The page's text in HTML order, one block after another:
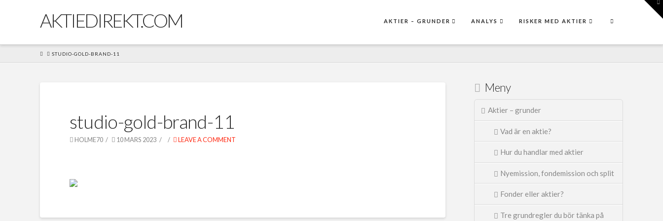
AKTIEDIREKT.COM AKTIER – GRUNDER ANALYS RISKER MED AKTIER
HOMESTUDIO-GOLD-BRAND-11
studio-gold-brand-11
HOLME70 10 MARS 2023 LEAVE A COMMENT
Meny
Aktier – grunder
Vad är en aktie?
Hur du handlar med aktier
Nyemission, fondemission och split
Fonder eller aktier?
Tre grundregler du bör tänka på